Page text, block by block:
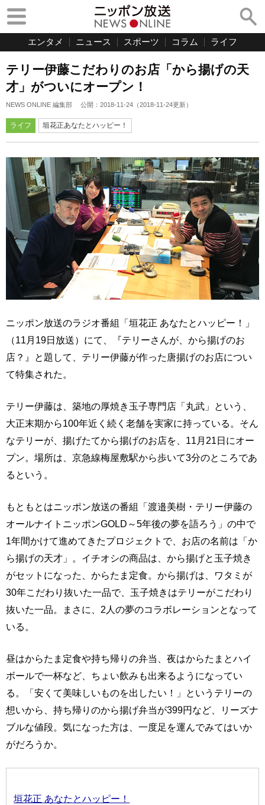
エンタメ ニュース スポーツ コラム ライフ
テリー伊藤こだわりのお店「から揚げの天
才」がついにオープン！
NEWS ONLINE 編集部 公開： 2018-11-24 （2018-11-24更新）
ライフ 垣花正あなたとハッピー！
ニッポン放送のラジオ番組「垣花正 あなたとハッピー！」
（11月19日放送）にて、『テリーさんが、から揚げのお
店？』と題して、テリー伊藤が作った唐揚げのお店につい
て特集された。
テリー伊藤は、築地の厚焼き玉子専門店「丸武」という、
大正末期から100年近く続く老舗を実家に持っている。そん
なテリーが、揚げたてから揚げのお店を、11月21日にオー
プン。場所は、京急線梅屋敷駅から歩いて3分のところであ
るという。
もともとはニッポン放送の番組「渡邉美樹・テリー伊藤の
オールナイトニッポンGOLD～5年後の夢を語ろう」の中で
1年間かけて進めてきたプロジェクトで、お店の名前は「か
ら揚げの天才」。イチオシの商品は、から揚げと玉子焼き
がセットになった、からたま定食。から揚げは、ワタミが
30年こだわり抜いた一品で、玉子焼きはテリーがこだわり
抜いた一品。まさに、2人の夢のコラボレーションとなって
いる。
昼はからたま定食や持ち帰りの弁当、夜はからたまとハイ
ボールで一杯など、ちょい飲みも出来るようになってい
る。「安くて美味しいものを出したい！」というテリーの
想いから、持ち帰りのから揚げ弁当が399円など、リーズナ
ブルな値段。気になった方は、一度足を運んでみてはいか
がだろうか。
垣花正 あなたとハッピー！